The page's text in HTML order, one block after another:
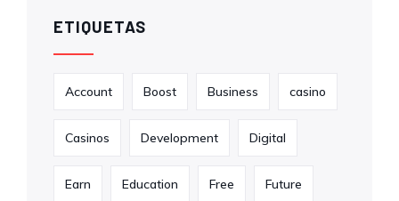
ETIQUETAS
Account Boost Business casino
Casinos Development Digital
Earn Education Free Future